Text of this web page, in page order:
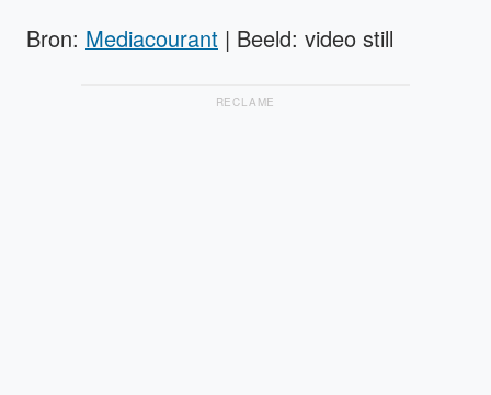
Bron: Mediacourant | Beeld: video still
RECLAME